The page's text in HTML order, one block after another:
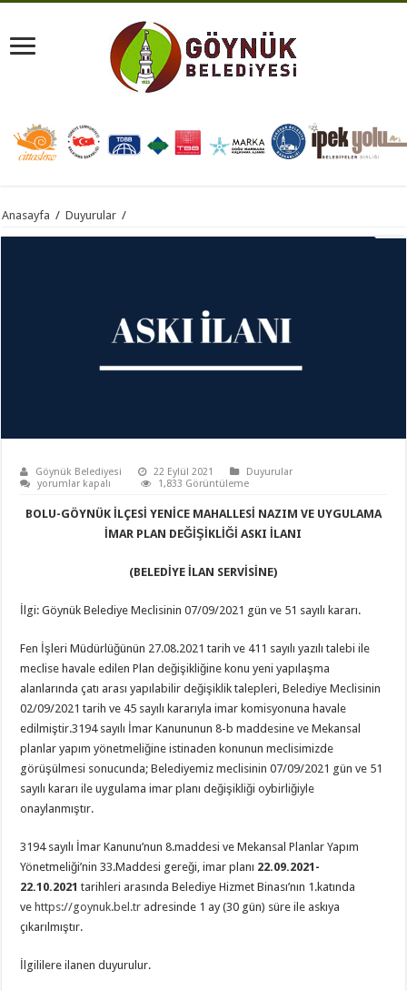
Anasayfa / Duyurular /
Göynük Belediyesi 22 Eylül 2021
Duyurular
için
yorumlar kapalı 1,833 Görüntüleme
BOLU-GÖYNÜK İLÇESİ YENİCE MAHALLESİ NAZIM VE UYGULAMA
İMAR PLAN DEĞİŞİKLİĞİ ASKI İLANI
(BELEDİYE İLAN SERVİSİNE)
İlgi: Göynük Belediye Meclisinin 07/09/2021 gün ve 51 sayılı kararı.
Fen İşleri Müdürlüğünün 27.08.2021 tarih ve 411 sayılı yazılı talebi ile
meclise havale edilen Plan değişikliğine konu yeni yapılaşma
alanlarında çatı arası yapılabilir değişiklik talepleri, Belediye Meclisinin
02/09/2021 tarih ve 45 sayılı kararıyla imar komisyonuna havale
edilmiştir.3194 sayılı İmar Kanununun 8-b maddesine ve Mekansal
planlar yapım yönetmeliğine istinaden konunun meclisimizde
görüşülmesi sonucunda; Belediyemiz meclisinin 07/09/2021 gün ve 51
sayılı kararı ile uygulama imar planı değişikliği oybirliğiyle
onaylanmıştır.
3194 sayılı İmar Kanunu’nun 8.maddesi ve Mekansal Planlar Yapım
Yönetmeliği’nin 33.Maddesi gereği, imar planı 22.09.2021-
22.10.2021 tarihleri arasında Belediye Hizmet Binası’nın 1.katında
ve https://goynuk.bel.tr adresinde 1 ay (30 gün) süre ile askıya
çıkarılmıştır.
İlgililere ilanen duyurulur.